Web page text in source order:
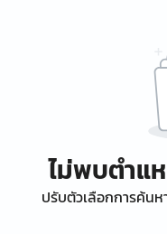
ไม่พบตำแ
ปรับตัวเลือกการค้น